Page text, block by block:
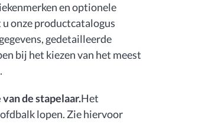
en optionele
onze productcatalogus
gedetailleerde
bij het kiezen van het meest
de stapelaar.Het
lopen. Zie hiervoor